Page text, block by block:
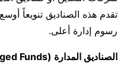
رسوم إدارة أعلى.
الصناديق المدارة (Managed Funds)